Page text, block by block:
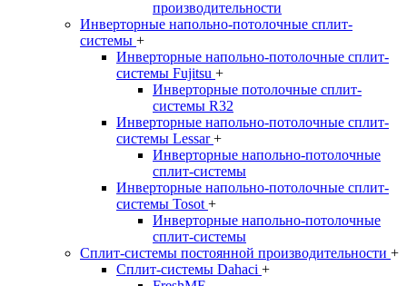
производительности
Инверторные напольно-потолочные сплит-
системы +
Инверторные напольно-потолочные сплит-
системы Fujitsu +
Инверторные потолочные сплит-
системы R32
Инверторные напольно-потолочные сплит-
системы Lessar+
Инверторные напольно-потолочные
сплит-системы
Инверторные напольно-потолочные сплит-
системы Tosot +
Инверторные напольно-потолочные
сплит-системы
Сплит-системы постоянной производительности +
Сплит-системы Dahaci +